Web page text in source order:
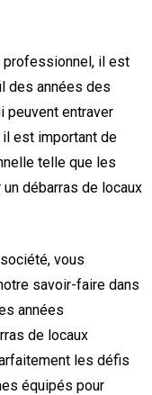
professionnel, il est
des années des
peuvent entraver
il est important de
telle que les
débarras de locaux
vous
savoir-faire dans
années
de locaux
les défis
équipés pour